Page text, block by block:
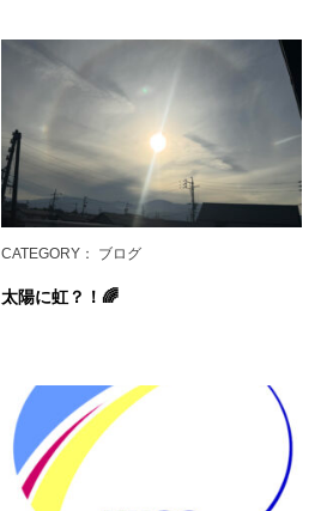
CATEGORY ： ブログ
太陽に虹？！🌈